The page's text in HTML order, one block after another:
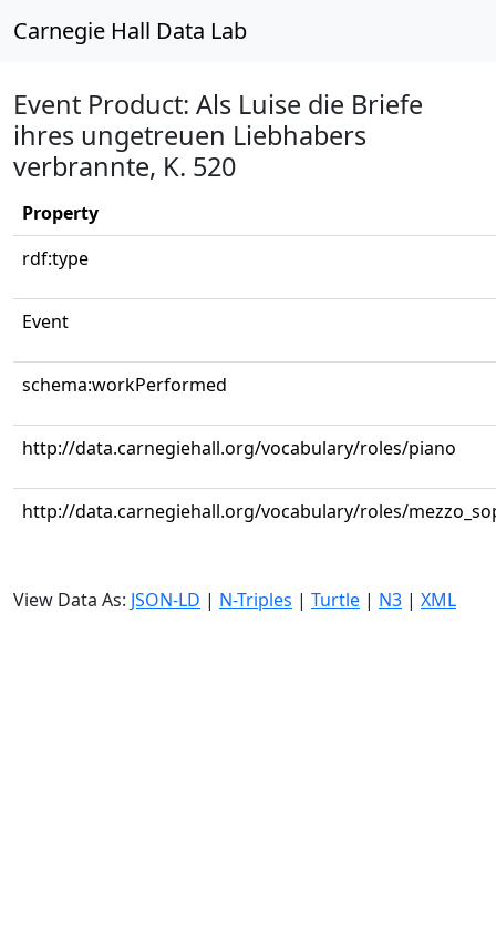
Carnegie Hall Data Lab
Event Product: Als Luise die Briefe
ihres ungetreuen Liebhabers
verbrannte, K. 520
Property
rdf:type
Event
schema:workPerformed
http://data.carnegiehall.org/vocabulary/roles/piano
http://data.carnegiehall.org/vocabulary/roles/
View Data As: JSON-LD | N-Triples | Turtle | N3 | XML